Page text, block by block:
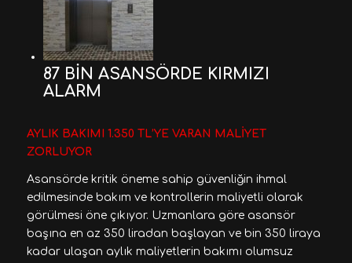
87 BİN ASANSÖRDE KIRMIZI
ALARM
AYLIK BAKIMI 1.350 TL’YE VARAN MALİYET
ZORLUYOR
Asansörde kritik öneme sahip güvenliğin ihmal
edilmesinde bakım ve kontrollerin maliyetli olarak
görülmesi öne çıkıyor. Uzmanlara göre asansör
başına en az 350 liradan başlayan ve bin 350 liraya
kadar ulaşan aylık maliyetlerin bakımı olumsuz